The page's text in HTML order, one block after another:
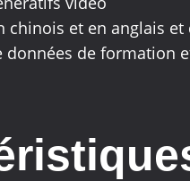
et en anglais
de formation